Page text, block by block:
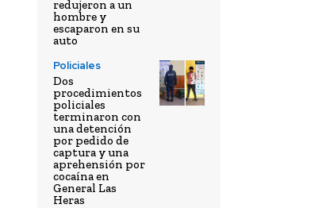
redujeron a un
hombre y
escaparon en su
auto
Policiales
Dos
procedimientos
policiales
terminaron con
una detención
por pedido de
captura y una
aprehensión por
cocaína en
General Las
Heras